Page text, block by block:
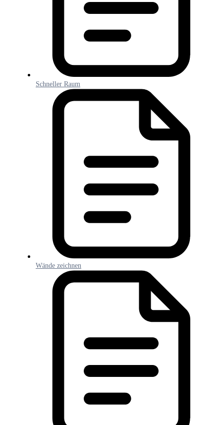
Schneller Raum
Wände zeichnen